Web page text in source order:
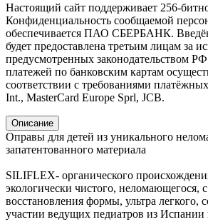
Настоящий сайт поддерживает 256-
Конфиденциальность сообщаемой
обеспечивается ПАО СБЕРБАНК.
будет предоставлена третьим лицам за
предусмотренных законодательством
платежей по банковским картам
соответствии с требованиями
Int., MasterCard Europe Sprl, JCB.
Описание
Оправы для детей из уникального
запатентованного материала
SILIFLEX- органического
экологически чистого, неломающегося,
восстановления формы, ультра легкого,
участии ведущих педиатров из